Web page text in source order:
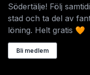
Södertälje! Följ
stad och ta del av
löning. Helt gratis 🧡
Bli medlem